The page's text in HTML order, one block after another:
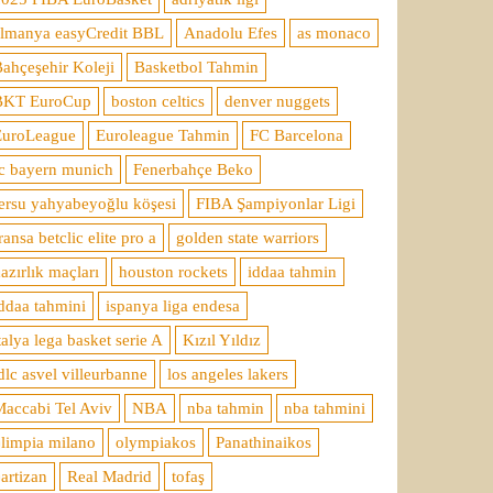
easyCredit BBL
Anadolu Efes
as monaco
Koleji
Basketbol Tahmin
EuroCup
boston celtics
denver nuggets
Euroleague Tahmin
FC Barcelona
bayern munich
Fenerbahçe Beko
yahyabeyoğlu köşesi
FIBA Şampiyonlar Ligi
betclic elite pro a
golden state warriors
maçları
houston rockets
iddaa tahmin
tahmini
ispanya liga endesa
lega basket serie A
Kızıl Yıldız
asvel villeurbanne
los angeles lakers
Tel Aviv
NBA nba tahmin
nba tahmini
milano
olympiakos
Panathinaikos
Real Madrid tofaş